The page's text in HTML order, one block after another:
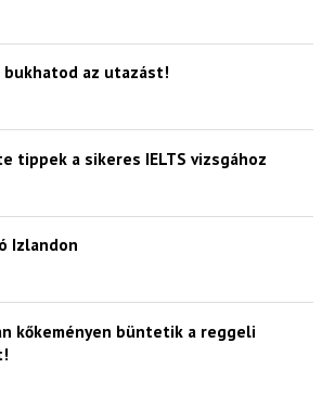
az utazást!
tippek a sikeres IELTS vizsgához
Izlandon
kőkeményen büntetik a reggeli